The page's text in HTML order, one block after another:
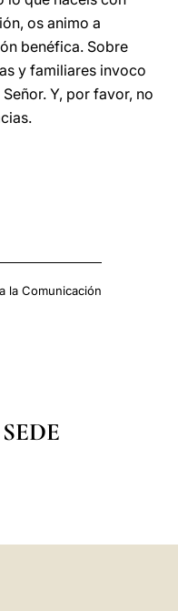
os animo a
benéfica. Sobre
y familiares invoco
Y, por favor, no
la Comunicación